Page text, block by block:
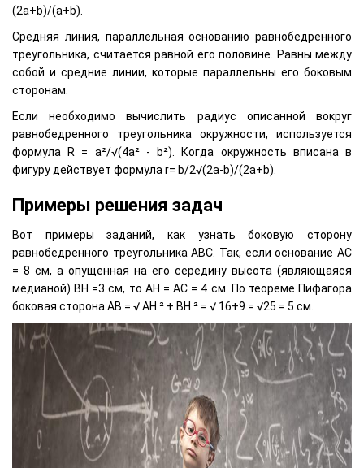
(2a+b)/(a+b).
Средняя линия, параллельная основанию равнобедренного
треугольника, считается равной его половине. Равны между
собой и средние линии, которые параллельны его боковым
сторонам.
Если необходимо вычислить радиус описанной вокруг
равнобедренного треугольника окружности, используется
формула R = a²/√(4а² - b²). Когда окружность вписана в
фигуру действует формула r= b/2√(2a-b)/(2a+b).
Примеры решения задач
Вот примеры заданий, как узнать боковую сторону
равнобедренного треугольника АВС. Так, если основание АС
= 8 см, а опущенная на его середину высота (являющаяся
медианой) BH =3 см, то AH = AC = 4 см. По теореме Пифагора
боковая сторона AB = √ AH ² + BH ² = √ 16+9 = √25 = 5 см.